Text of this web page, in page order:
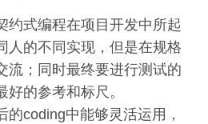
约式编程在项目开发中所起
人的不同实现，但是在规格
流；同时最终要进行测试的
的参考和标尺。
coding中能够灵活运用，